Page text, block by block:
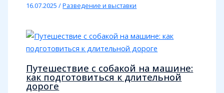
16.07.2025/Разведение и выставки
Путешествие с собакой на машине:
как подготовиться к длительной
дороге